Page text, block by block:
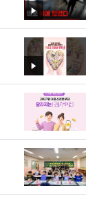
영
상
영
상